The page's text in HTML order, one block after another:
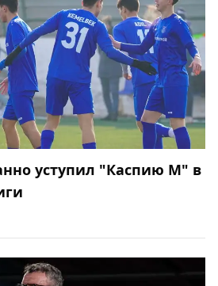
уступил "Каспию М" в